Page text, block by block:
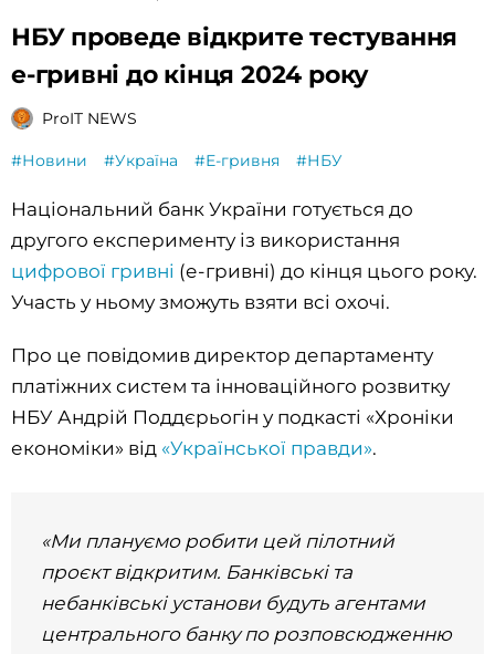
НБУ проведе відкрите тестування
е-гривні до кінця 2024 року
ProIT NEWS
#Новини #Україна #Е-гривня #НБУ
Національний банк України готується до
другого експерименту із використання
цифрової гривні (е-гривні) до кінця цього року.
Участь у ньому зможуть взяти всі охочі.
Про це повідомив директор департаменту
платіжних систем та інноваційного розвитку
НБУ Андрій Поддєрьогін у подкасті «Хроніки
економіки» від «Української правди».
«Ми плануємо робити цей пілотний
проєкт відкритим. Банківські та
небанківські установи будуть агентами
центрального банку по розповсюдженню